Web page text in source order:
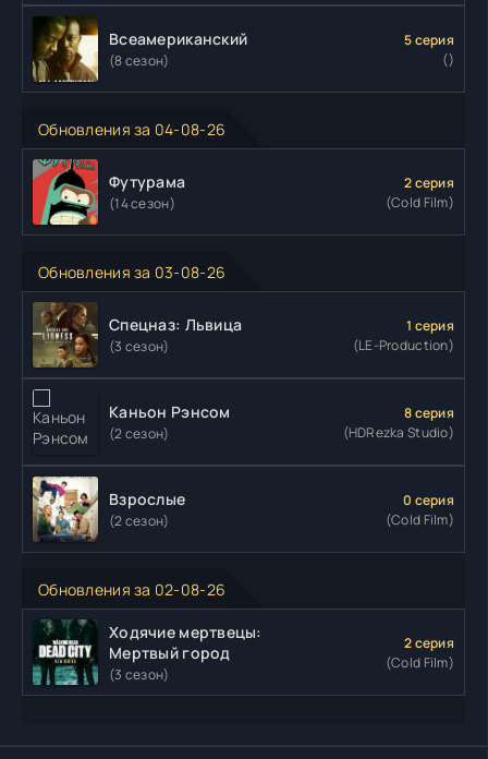
Всеамериканский
(8 сезон)
5 серия
()
Обновления за 04-08-26
Футурама
(14 сезон)
2 серия
(Cold Film)
Обновления за 03-08-26
Спецназ: Львица
(3 сезон)
1 серия
(LE-Production)
Каньон Рэнсом
(2 сезон)
8 серия
(HDRezka Studio)
Взрослые
(2 сезон)
0 серия
(Cold Film)
Обновления за 02-08-26
Ходячие мертвецы:
Мертвый город
(3 сезон)
2 серия
(Cold Film)